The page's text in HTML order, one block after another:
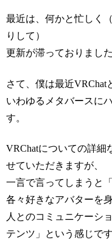
最近は、何かと忙しく
りして）
更新が滞っておりました
さて、僕は最近VRChat
いわゆるメタバースに
す。
VRChatについての詳細
せていただきますが、
一言で言ってしまうと
各々好きなアバターを身
人とのコミュニケーシ
テンツ」という感じです